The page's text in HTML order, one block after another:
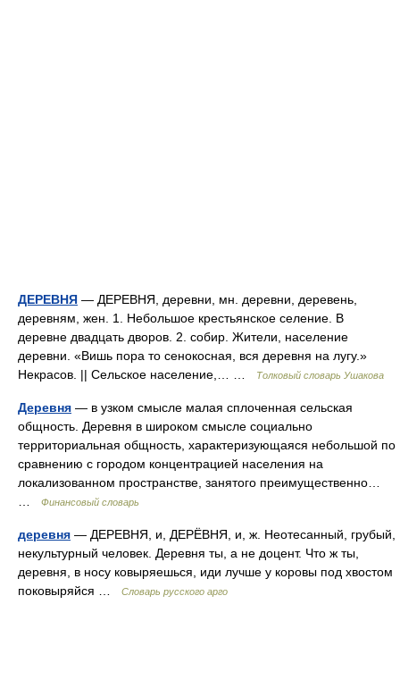
ДЕРЕВНЯ — ДЕРЕВНЯ, деревни, мн. деревни, деревень,
деревням, жен. 1. Небольшое крестьянское селение. В
деревне двадцать дворов. 2. собир. Жители, население
деревни. «Вишь пора то сенокосная, вся деревня на лугу.»
Некрасов. || Сельское население,… …
Толковый словарь Ушакова
Деревня — в узком смысле малая сплоченная сельская
общность. Деревня в широком смысле социально
территориальная общность, характеризующаяся небольшой по
сравнению с городом концентрацией населения на
локализованном пространстве, занятого преимущественно…
Финансовый словарь
деревня — ДЕРЕВНЯ, и, ДЕРЁВНЯ, и, ж. Неотесанный, грубый,
некультурный человек. Деревня ты, а не доцент. Что ж ты,
деревня, в носу ковыряешься, иди лучше у коровы под хвостом
поковыряйся …
Словарь русского арго